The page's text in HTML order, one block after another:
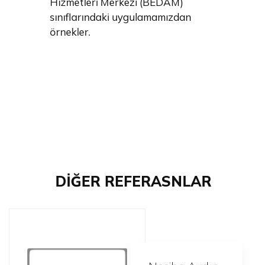
sınıflarındaki uygulamamızdan
örnekler.
DİĞER REFERASNLAR